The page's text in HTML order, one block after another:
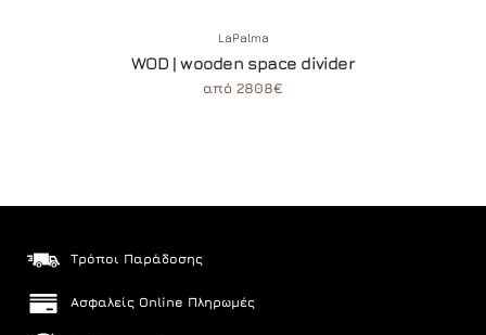
LaPalma
WOD | wooden space divider
από 2808€
Τρόποι Παράδοσης
Ασφαλείς Online Πληρωμές